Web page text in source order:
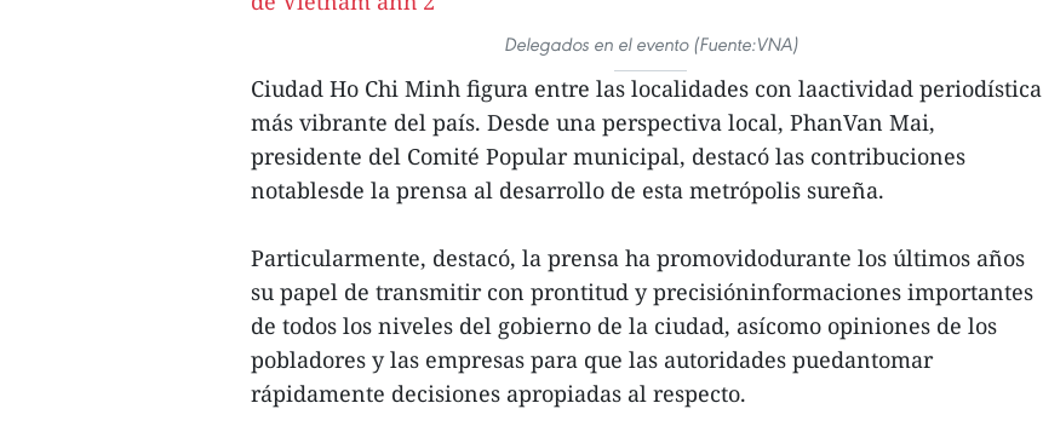
Delegados en el evento (Fuente:VNA)
Ciudad Ho Chi Minh figura entre las localidades con laactividad periodística
más vibrante del país. Desde una perspectiva local, PhanVan Mai,
presidente del Comité Popular municipal, destacó las contribuciones
notablesde la prensa al desarrollo de esta metrópolis sureña.
Particularmente, destacó, la prensa ha promovidodurante los últimos años
su papel de transmitir con prontitud y precisióninformaciones importantes
de todos los niveles del gobierno de la ciudad, asícomo opiniones de los
pobladores y las empresas para que las autoridades puedantomar
rápidamente decisiones apropiadas al respecto.